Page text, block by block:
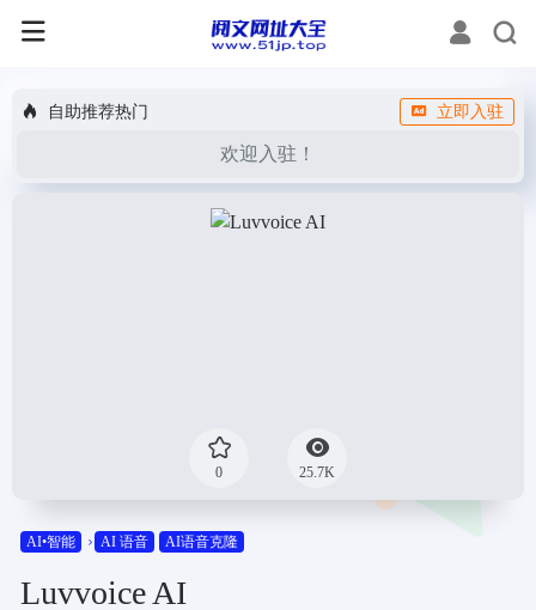
自助推荐热门 立即入驻
欢迎入驻！
0 25.7K
AI•智能 AI 语音 AI语音克隆
Luvvoice AI